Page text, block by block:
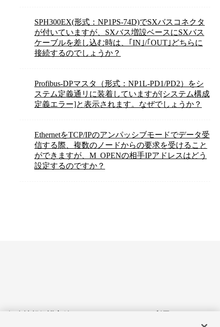
SPH300EX(形式：NP1PS-74D)でSXバスコネクタ
が付いていますが、SXバス増設ベースにSXバス
ケーブルを差し込む時は、｢IN｣/｢OUT｣どちらに
接続するのでしょうか？
Profibus-DPマスタ（形式：NP1L-PD1/PD2）をシ
ステム定義通リに装着していますが[システム構成
定義エラー]と表示されます。なぜでしょうか？
EthernetをTCP/IPのアンパッシブモードでデータ受
信する際、複数のノードからの要求を受けること
ができますが、M_OPENの相手IPアドレスはどう
設定するのですか？